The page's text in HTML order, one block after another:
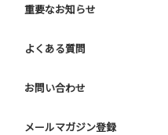
重要なお知らせ
よくある質問
お問い合わせ
メールマガジン登録